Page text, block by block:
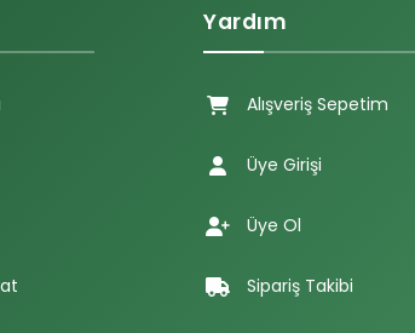
Yardım
Alışveriş Sepetim
Üye Girişi
Üye Ol
Sipariş Takibi